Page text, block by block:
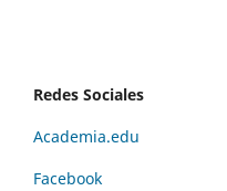
Redes Sociales
Academia.edu
Facebook